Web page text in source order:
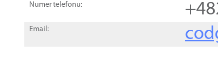
Numer telefonu:
Email: